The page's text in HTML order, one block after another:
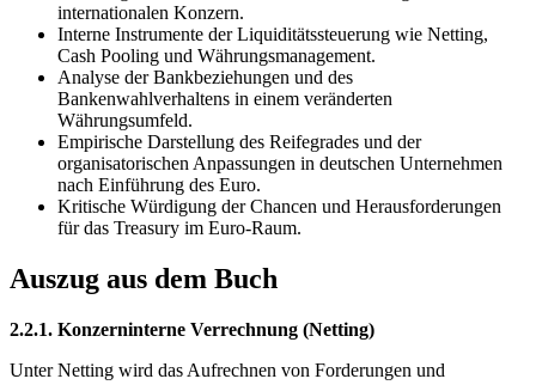
internationalen Konzern.
Interne Instrumente der Liquiditätssteuerung wie Netting,
Cash Pooling und Währungsmanagement.
Analyse der Bankbeziehungen und des
Bankenwahlverhaltens in einem veränderten
Währungsumfeld.
Empirische Darstellung des Reifegrades und der
organisatorischen Anpassungen in deutschen Unternehmen
nach Einführung des Euro.
Kritische Würdigung der Chancen und Herausforderungen
für das Treasury im Euro-Raum.
Auszug aus dem Buch
2.2.1. Konzerninterne Verrechnung (Netting)
Unter Netting wird das Aufrechnen von Forderungen und